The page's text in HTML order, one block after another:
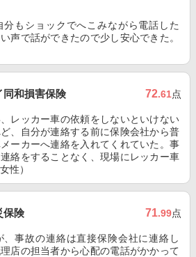
もショックでへこみながら電話した
声で話ができたので少し安心できた。
同和損害保険 72.61点
レッカー車の依頼をしないといけない
、自分が連絡する前に保険会社から普
ーカーへ連絡を入れてくれていた。事
絡をすることなく、現場にレッカー車
性）
保険 71.99点
、事故の連絡は直接保険会社に連絡し
店の担当者から心配の電話がかかって